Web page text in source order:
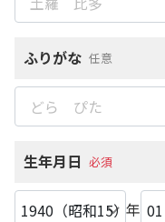
ふりがな 任意
生年月日 必須
年